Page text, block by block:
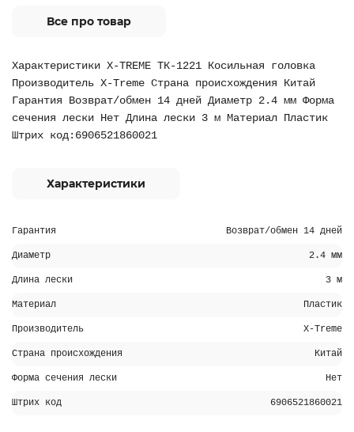
Все про товар
Характеристики X-TREME ТК-1221 Косильная головка
Производитель X-Treme Страна происхождения Китай
Гарантия Возврат/обмен 14 дней Диаметр 2.4 мм Форма
сечения лески Нет Длина лески 3 м Материал Пластик
Штрих код:6906521860021
Характеристики
Гарантия Возврат/обмен 14 дней
Диаметр 2.4 мм
Длина лески 3 м
Материал Пластик
Производитель X-Treme
Страна происхождения Китай
Форма сечения лески Нет
Штрих код 6906521860021